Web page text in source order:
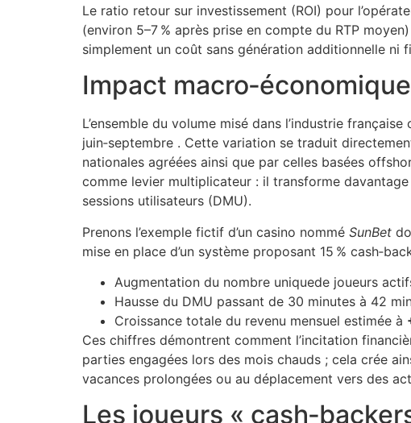
Le ratio retour sur investissement (ROI) pour
(environ 5–7 % après prise en compte du RTP
simplement un coût sans génération additionnelle ni
Impact
L’ensemble du volume misé dans l’industrie
juin‑septembre . Cette variation se traduit
nationales agréées ainsi que par celles basées
comme levier multiplicateur : il transforme
sessions utilisateurs (DMU).
Prenons l’exemple fictif d’un casino nommé SunBet
mise en place d’un système proposant 15 %
Augmentation du nombre uniquede joueurs
Hausse du DMU passant de 30 minutes à 42
Croissance totale du revenu mensuel estimée à
Ces chiffres démontrent comment l’incitation
parties engagées lors des mois chauds ; cela crée
vacances prolongées ou au déplacement vers des
Les joueurs «